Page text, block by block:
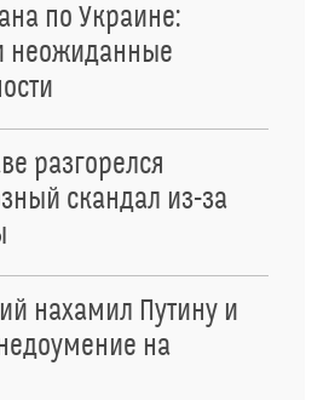
по Украине:
неожиданные
разгорелся
скандал из-за
нахамил Путину и
на